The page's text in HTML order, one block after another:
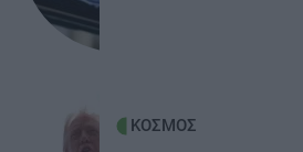
επεξεργασία λυμώτων
Κατακράτηση υγρών ή λίπος
δοκιμή με τον αντίχειρα που
ΚΟΣΜΟΣ